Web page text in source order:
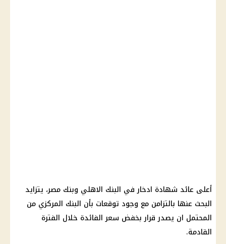
أعلى عائد شهادة ادخارفي البنك الاهلي وبنك مصر، يتزايد
البحث عنها بالتزامن مع وجود توقعات بأن البنك المركزي من
المحتمل ان يصدرقراربخفض سعر الفائدة خلال الفترة
القادمة.